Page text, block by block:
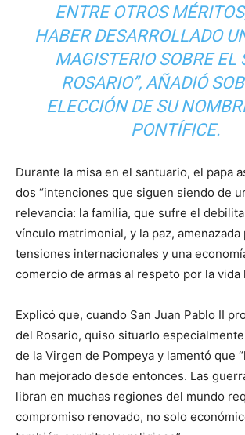
ENTRE OTROS
HABER DESARROLLADO
MAGISTERIO SOBRE EL
ROSARIO”, AÑADIÓ
ELECCIÓN DE SU
PONTÍFICE.
Durante la misa en el santuario, el papa
dos “intenciones que siguen siendo de
relevancia: la familia, que sufre el
vínculo matrimonial, y la paz, amenazada
tensiones internacionales y una
comercio de armas al respeto por la vida
Explicó que, cuando San Juan Pablo II
del Rosario, quiso situarlo
de la Virgen de Pompeya y lamentó que
han mejorado desde entonces. Las
libran en muchas regiones del mundo
compromiso renovado, no solo